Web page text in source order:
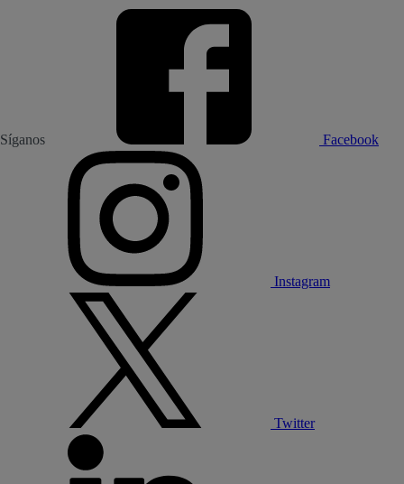
Síganos Facebook
Instagram
Twitter